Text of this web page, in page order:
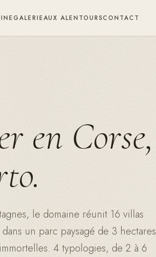
GALERIEAUX ALENTOURSCONTACT
en Corse,
le domaine réunit 16 villas
un parc paysagé de 3 hectares
4 typologies, de 2 à 6